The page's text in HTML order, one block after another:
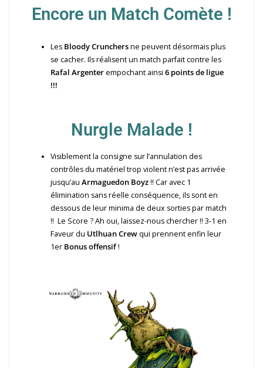
Encore un Match Comète !
Les Bloody Crunchersne peuvent désormais plus
se cacher. Ils réalisent un match parfait contre les
Rafal Argenter empochant ainsi 6 points de ligue
!!!
Nurgle Malade !
Visiblement la consigne sur l’annulation des
contrôles du matériel trop violent n’est pas arrivée
jusqu’au Armaguedon Boyz!! Car avec 1
élimination sans réelle conséquence, ils sont en
dessous de leur minima de deux sorties par match
!! Le Score ? Ah oui, laissez-nous chercher !! 3-1 en
Faveur du Utlhuan Crew qui prennent enfin leur
1er Bonus offensif!